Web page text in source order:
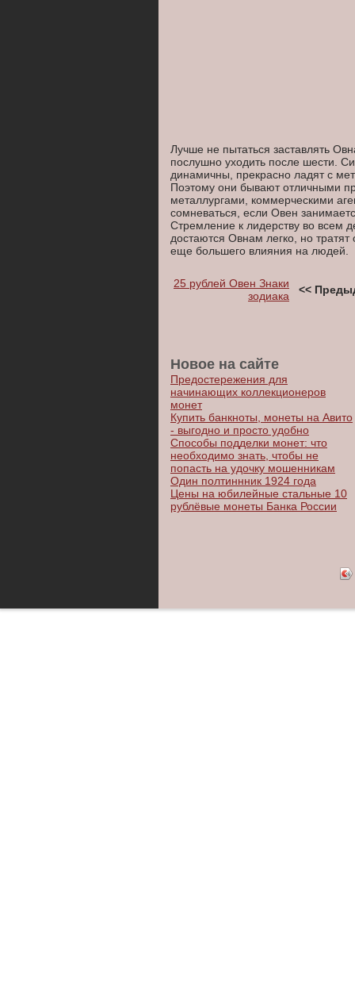
Лучше не пытаться заставлять
послушно уходить после шести.
динамичны, прекрасно ладят с
Поэтому они бывают отличными
металлургами, коммерческими
сомневаться, если Овен
Стремление к лидерству во всем
достаются Овнам легко, но
еще большего влияния на людей.
25 рублей Овен Знаки
зодиака
<<
Новое на сайте
Предостережения для
начинающих коллекционеров
монет
Купить банкноты, монеты на Авито
- выгодно и просто удобно
Способы подделки монет: что
необходимо знать, чтобы не
попасть на удочку мошенникам
Один полтиннник 1924 года
Цены на юбилейные стальные 10
рублёвые монеты Банка России